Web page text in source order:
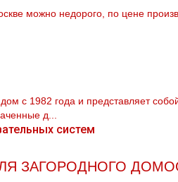
можно недорого, по цене
с 1982 года и представляет
д...
ЗАГОРОДНОГО